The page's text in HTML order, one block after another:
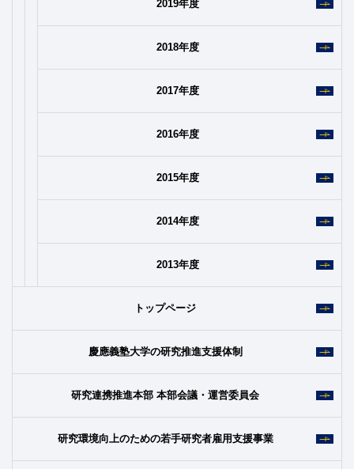
2019年度
2018年度
2017年度
2016年度
2015年度
2014年度
2013年度
トップページ
慶應義塾大学の研究推進支援体制
研究連携推進本部 本部会議・運営委員会
研究環境向上のための若手研究者雇用支援事業